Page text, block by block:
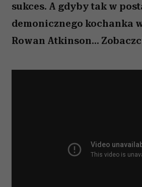
sukces. A gdyby tak w
demonicznego kochanka
Rowan Atkinson...